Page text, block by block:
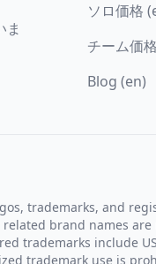
ま
ソロ価格
チーム価
Blog (en)
trademarks, and
related brand names
trademarks include
trademark use is